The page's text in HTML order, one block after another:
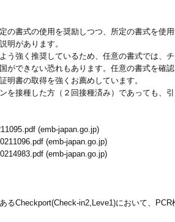
の書式の使用を奨励しつつ、所定の書式を使
明があります。
う強く推奨しているため、任意の書式では、
ができない恐れもあります。任意の書式を確
明書の取得を強くお薦めしています。
接種した方（２回接種済み）であっても、
(emb-japan.go.jp)
(emb-japan.go.jp)
(emb-japan.go.jp)
るCheckport(Check-in2,Leve1)において、